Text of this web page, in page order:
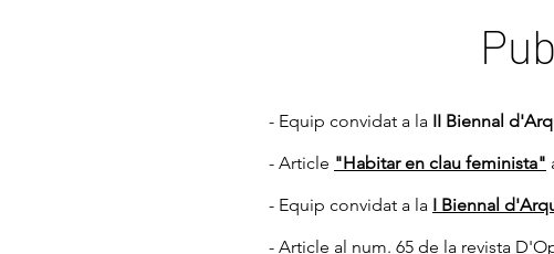
- Equip convidat a la II Biennal
- Article "Habitar en clau feminista"
- Equip convidat a la I Biennal
- Article al num. 65 de la revista